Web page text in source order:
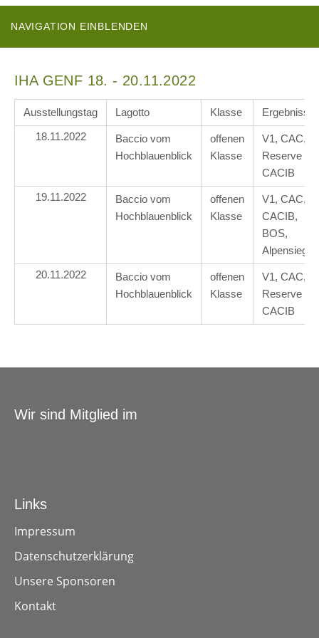
NAVIGATION EINBLENDEN
IHA GENF 18. - 20.11.2022
Ausstellungstag Lagotto Klasse
Ergebniss
18.11.2022
Baccio vom
Hochblauenblick
offenen
Klasse
V1, CAC,
Reserve
CACIB
19.11.2022
Baccio vom
Hochblauenblick
offenen
Klasse
V1, CAC,
CACIB,
BOS,
Alpensieger
20.11.2022
Baccio vom
Hochblauenblick
offenen
Klasse
V1, CAC,
Reserve
CACIB
Wir sind Mitglied im
Links
Impressum
Datenschutzerklärung
Unsere Sponsoren
Kontakt